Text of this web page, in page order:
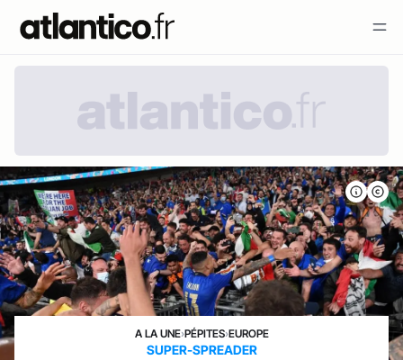
A LA UNE›PÉPITES›EUROPE
SUPER-SPREADER